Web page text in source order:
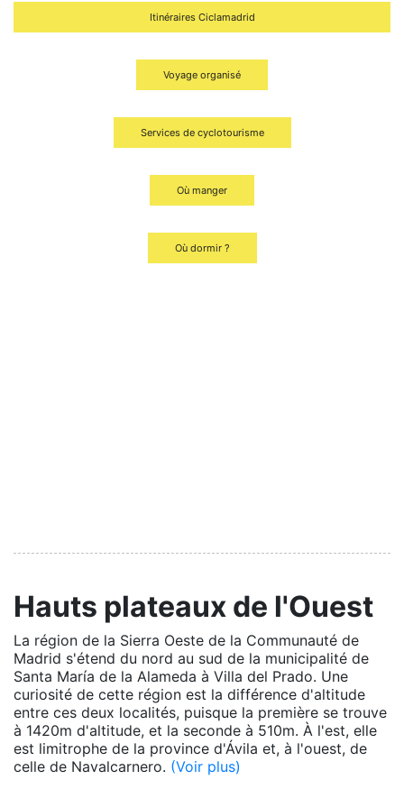
Itinéraires Ciclamadrid
Voyage organisé
Services de cyclotourisme
Où manger
Où dormir ?
Hauts plateaux de l'Ouest
La région de la Sierra Oeste de la Communauté de
Madrid s'étend du nord au sud de la municipalité de
Santa María de la Alameda à Villa del Prado. Une
curiosité de cette région est la différence d'altitude
entre ces deux localités, puisque la première se trouve
à 1420m d'altitude, et la seconde à 510m. À l'est, elle
est limitrophe de la province d'Ávila et, à l'ouest, de
celle de Navalcarnero. (Voir plus)